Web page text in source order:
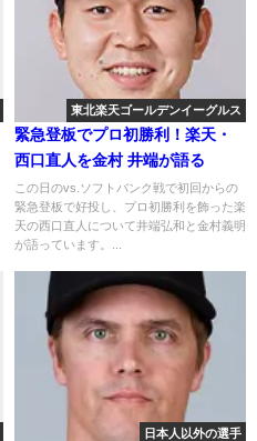
東北楽天ゴールデンイーグルス
緊急登板でプロ初勝利！楽天・
西口直人を金村 井端が語る
この日のvs.ソフトバンク戦で初回からの
緊急登板で好投し、プロ初勝利を飾った楽
天の西口直人について井端弘和と金村義明
が語っています。...
日本人以外の選手